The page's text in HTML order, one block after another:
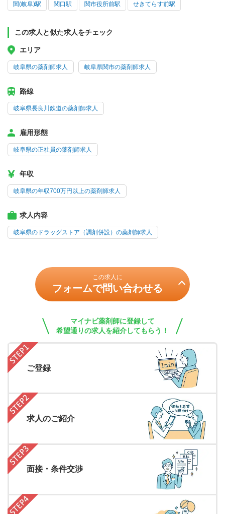
関(岐阜)駅 関口駅 関市役所前駅 せきてらす前駅
この求人と似た求人をチェック
エリア
岐阜県の薬剤師求人 岐阜県関市の薬剤師求人
路線
岐阜県長良川鉄道の薬剤師求人
雇用形態
岐阜県の正社員の薬剤師求人
年収
岐阜県の年収700万円以上の薬剤師求人
求人内容
岐阜県のドラッグストア（調剤併設）の薬剤師求人
この求人に
フォームで問い合わせる
マイナビ薬剤師に登録して
希望通りの求人を紹介してもらう！
ご登録
求人のご紹介
面接・条件交渉